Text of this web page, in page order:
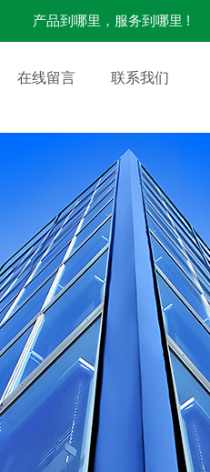
产品到哪里，服务到哪里 !
在线留言 联系我们